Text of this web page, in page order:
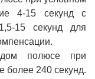
4-15 секунд с
15 секунд для
полюсе при
более 240 секунд.